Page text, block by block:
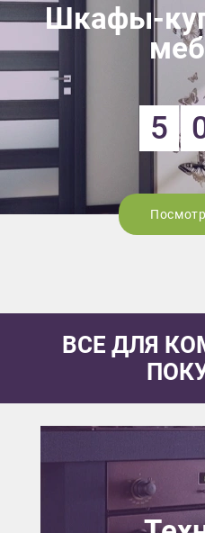
Шкафы-
5
ВСЕ ДЛЯ